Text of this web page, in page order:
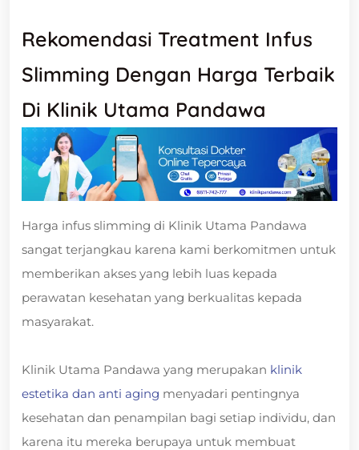
Rekomendasi Treatment Infus
Slimming Dengan Harga Terbaik
Di Klinik Utama Pandawa
Harga infus slimming di Klinik Utama Pandawa
sangat terjangkau karena kami berkomitmen untuk
memberikan akses yang lebih luas kepada
perawatan kesehatan yang berkualitas kepada
masyarakat.
Klinik Utama Pandawa yang merupakan klinik
estetika dan anti aging menyadari pentingnya
kesehatan dan penampilan bagi setiap individu, dan
karena itu mereka berupaya untuk membuat